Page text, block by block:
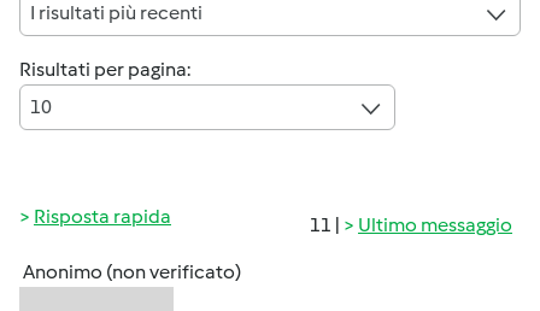
I risultati più recenti
Risultati per pagina:
10
11 | Ultimo messaggio
Risposta rapida
Anonimo (non verificato)